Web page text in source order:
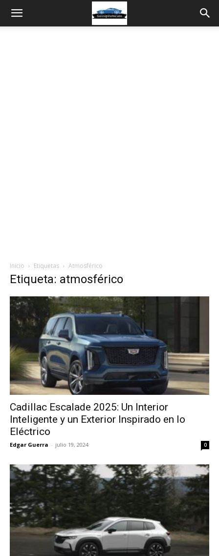
Inicio Etiquetas Atmosférico
Etiqueta: atmosférico
Cadillac Escalade 2025: Un Interior
Inteligente y un Exterior Inspirado en lo
Eléctrico
Edgar Guerra - julio 19, 2024 0